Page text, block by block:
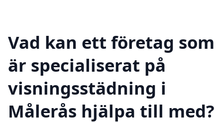
Vad kan ett företag som
är specialiserat på
visningsstädning i
Målerås hjälpa till med?